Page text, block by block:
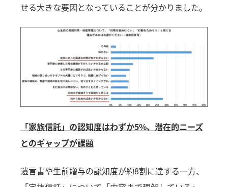
せる大きな要因となっていることが分かりました。
「家族信託」の認知度はわずか5%、潜在的ニーズ
とのギャップが課題
遺言書や生前贈与の認知度が約8割に達する一方、